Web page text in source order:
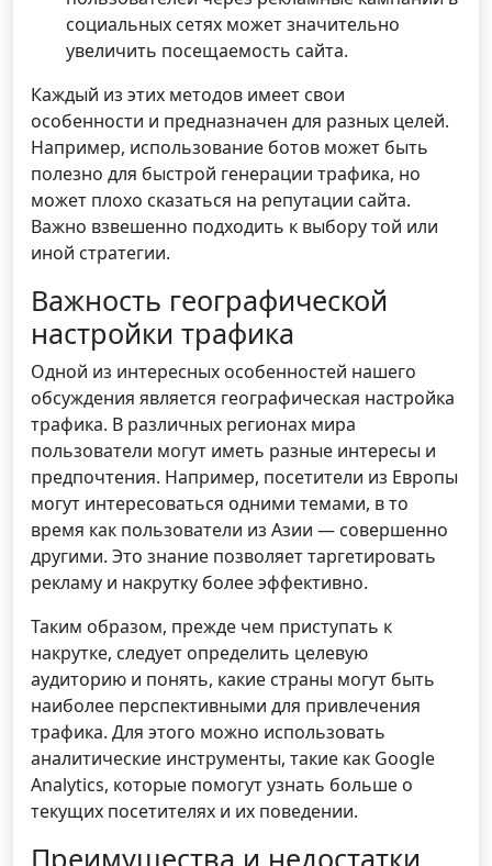
социальных сетях может значительно
увеличить посещаемость сайта.
Каждый из этих методов имеет свои
особенности и предназначен для разных целей.
Например, использование ботов может быть
полезно для быстрой генерации трафика, но
может плохо сказаться на репутации сайта.
Важно взвешенно подходить к выбору той или
иной стратегии.
Важность географической
настройки трафика
Одной из интересных особенностей нашего
обсуждения является географическая настройка
трафика. В различных регионах мира
пользователи могут иметь разные интересы и
предпочтения. Например, посетители из Европы
могут интересоваться одними темами, в то
время как пользователи из Азии — совершенно
другими. Это знание позволяет таргетировать
рекламу и накрутку более эффективно.
Таким образом, прежде чем приступать к
накрутке, следует определить целевую
аудиторию и понять, какие страны могут быть
наиболее перспективными для привлечения
трафика. Для этого можно использовать
аналитические инструменты, такие как Google
Analytics, которые помогут узнать больше о
текущих посетителях и их поведении.
Преимущества и недостатки